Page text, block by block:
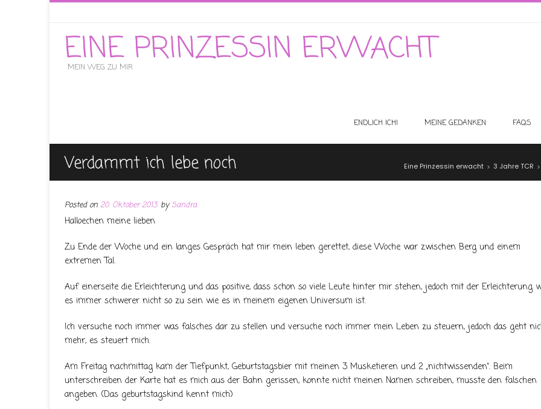
EINE PRINZESSIN ERWACHT
MEIN WEG ZU MIR
ENDLICH ICH! MEINE GEDANKEN FAQS
Verdammt ich lebe noch Eine Prinzessin erwacht > 3 Jahre TCR >
Posted on 20. Oktober 2013 bySandra
Halloechen meine lieben
Zu Ende der Woche und ein langes Gespräch hat mir mein leben gerettet, diese Woche war zwischen Berg und einem
extremen Tal.
Auf einerseite die Erleichterung und das positive, dass schon so viele Leute hinter mir stehen, jedoch mit der Erleichterung
es immer schwerer nicht so zu sein wie es in meinem eigenen Universum ist.
Ich versuche noch immer was falsches dar zu stellen und versuche noch immer mein Leben zu steuern, jedoch das geht
mehr, es steuert mich.
Am Freitag nachmittag kam der Tiefpunkt, Geburtstagsbier mit meinen 3 Musketieren und 2 „nichtwissenden“. Beim
unterschreiben der Karte hat es mich aus der Bahn gerissen, konnte nicht meinen Namen schreiben, musste den falschen
angeben. (Das geburtstagskind kennt mich)